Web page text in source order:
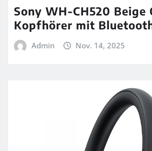
Sony WH-CH520 Beige
Kopfhörer mit
Admin Nov. 14, 2025